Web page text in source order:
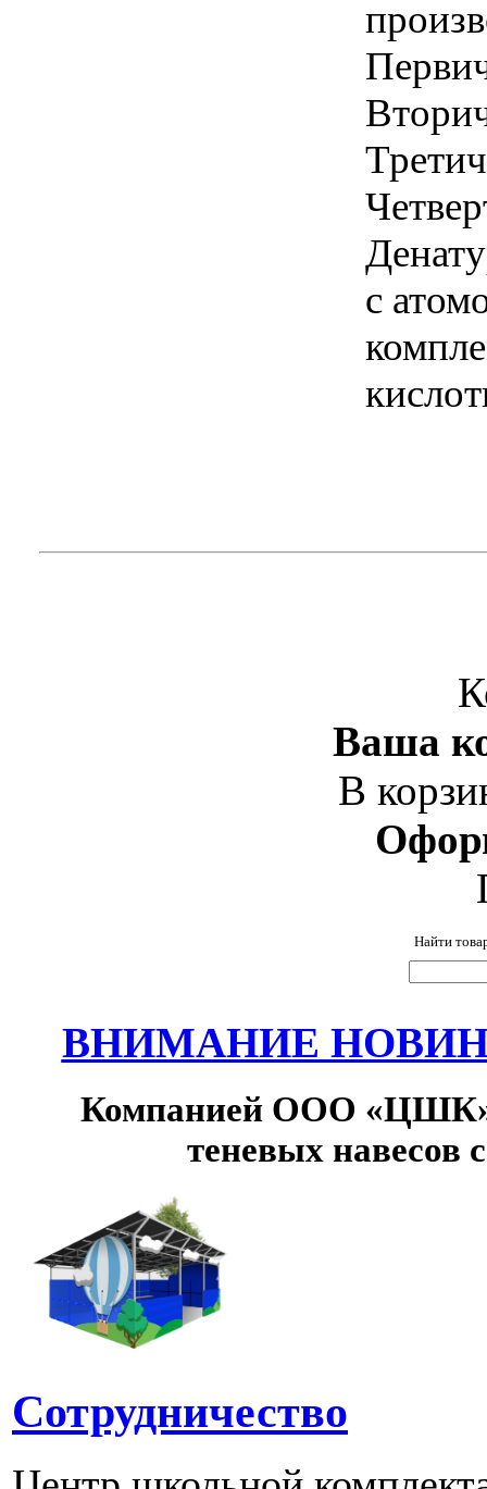
с
Ваша
В
Найти
ВНИМАНИЕ
Компанией ООО «ЦШК»
теневых навесов
Сотрудничество